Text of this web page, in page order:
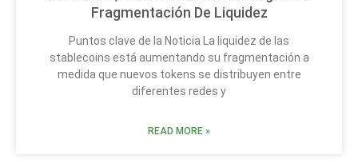
Fragmentación De Liquidez
Puntos clave de la Noticia La liquidez de las
stablecoins está aumentando su fragmentación a
medida que nuevos tokens se distribuyen entre
diferentes redes y
READ MORE »